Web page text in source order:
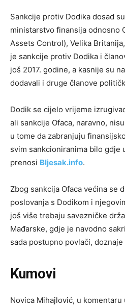
Sankcije protiv Dodika dosad
ministarstvo finansija odnosno
Assets Control), Velika
je sankcije protiv Dodika i
još 2017. godine, a kasnije su
dodavali i druge članove
Dodik se cijelo vrijeme
ali sankcije Ofaca, naravno,
u tome da zabranjuju
svim sankcioniranima bilo gdje
prenosi Bljesak.info.
Zbog sankcija Ofaca većina se
poslovanja s Dodikom i
još više trebaju savezničke
Mađarske, gdje je navodno
sada postupno povlači,
Kumovi
Novica Mihajlović, u komentaru